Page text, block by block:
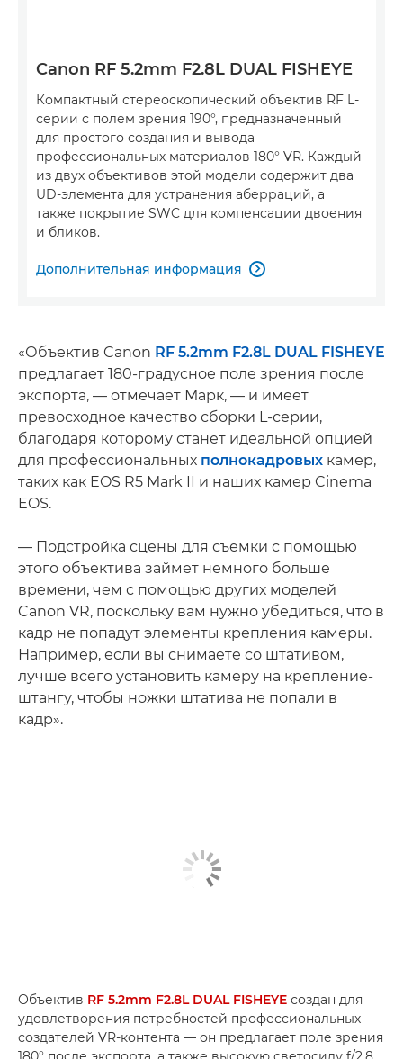
Canon RF 5.2mm F2.8L DUAL FISHEYE
Компактный стереоскопический объектив RF L-
серии с полем зрения 190°, предназначенный
для простого создания и вывода
профессиональных материалов 180° VR. Каждый
из двух объективов этой модели содержит два
UD-элемента для устранения аберраций, а
также покрытие SWC для компенсации двоения
и бликов.
Дополнительная информация 
«Объектив Canon RF 5.2mm F2.8L DUAL FISHEYE
предлагает 180-градусное поле зрения после
экспорта, — отмечает Марк, — и имеет
превосходное качество сборки L-серии,
благодаря которому станет идеальной опцией
для профессиональных полнокадровых камер,
таких как EOS R5 Mark II и наших камер Cinema
EOS.
— Подстройка сцены для съемки с помощью
этого объектива займет немного больше
времени, чем с помощью других моделей
Canon VR, поскольку вам нужно убедиться, что в
кадр не попадут элементы крепления камеры.
Например, если вы снимаете со штативом,
лучше всего установить камеру на крепление-
штангу, чтобы ножки штатива не попали в
кадр».
Объектив RF 5.2mm F2.8L DUAL FISHEYE создан для
удовлетворения потребностей профессиональных
создателей VR-контента — он предлагает поле зрения